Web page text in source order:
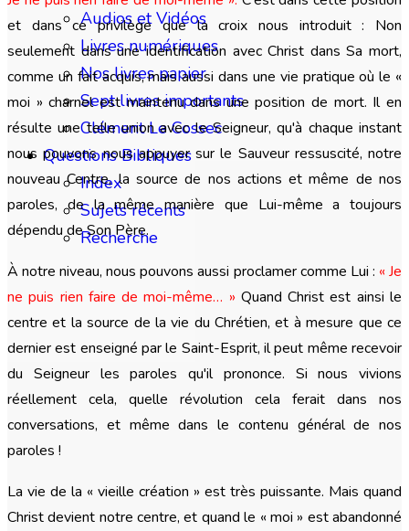
Audios et Vidéos
Livres numériques
Nos livres papier
Sept livres importants
Clément Le Cossec
Questions Bibliques
Index
Sujets récents
Recherche
et dans ce privilège que la croix nous introduit : Non
seulement dans une identification avec Christ dans Sa mort,
comme un fait acquis, mais aussi dans une vie pratique où le «
moi » charnel est maintenu dans une position de mort. Il en
résulte une telle union avec le Seigneur, qu'à chaque instant
nous pouvons nous appuyer sur le Sauveur ressuscité, notre
nouveau Centre, la source de nos actions et même de nos
paroles, de la même manière que Lui-même a toujours
dépendu de Son Père.
À notre niveau, nous pouvons aussi proclamer comme Lui : « Je
ne puis rien faire de moi-même… » Quand Christ est ainsi le
centre et la source de la vie du Chrétien, et à mesure que ce
dernier est enseigné par le Saint-Esprit, il peut même recevoir
du Seigneur les paroles qu'il prononce. Si nous vivions
réellement cela, quelle révolution cela ferait dans nos
conversations, et même dans le contenu général de nos
paroles !
La vie de la « vieille création » est très puissante. Mais quand
Christ devient notre centre, et quand le « moi » est abandonné